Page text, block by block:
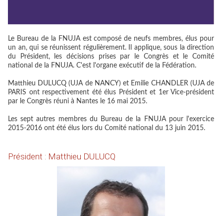
Le Bureau de la FNUJA est composé de neufs membres, élus pour
un an, qui se réunissent régulièrement. Il applique, sous la direction
du Président, les décisions prises par le Congrès et le Comité
national de la FNUJA. C'est l'organe exécutif de la Fédération.
Matthieu DULUCQ (UJA de NANCY)et Emilie CHANDLER (UJA de
PARIS ont respectivement été élus Président et 1er Vice-président
par le Congrès réuni à Nantes le 16 mai 2015.
Les sept autres membres du Bureau de la FNUJA pour l'exercice
2015-2016 ont été élus lors du Comité national du 13 juin 2015.
Président : Matthieu DULUCQ